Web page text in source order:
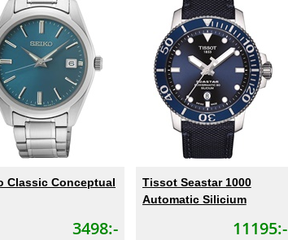
Classic Conceptual
3498:-
Tissot Seastar 1000
Automatic Silicium
11195:-